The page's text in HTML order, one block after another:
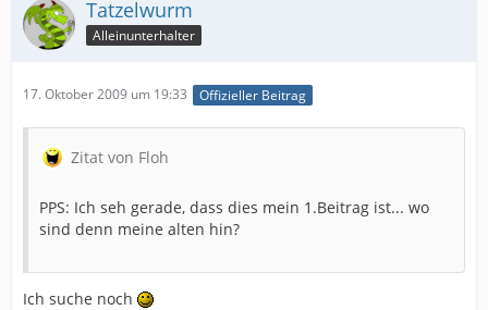
Tatzelwurm
Alleinunterhalter
17. Oktober 2009 um 19:33 Offizieller Beitrag
Zitat von Floh
PPS: Ich seh gerade, dass dies mein 1.Beitrag ist... wo
sind denn meine alten hin?
Ich suche noch